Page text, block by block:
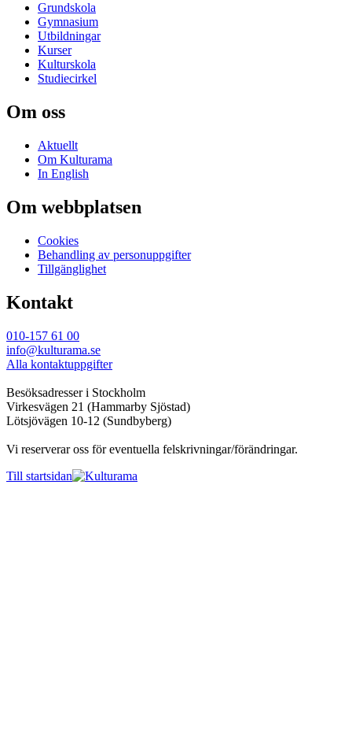
Grundskola
Gymnasium
Utbildningar
Kurser
Kulturskola
Studiecirkel
Om oss
Aktuellt
Om Kulturama
In English
Om webbplatsen
Cookies
Behandling av personuppgifter
Tillgänglighet
Kontakt
010-157 61 00
info@kulturama.se
Alla kontaktuppgifter
Besöksadresser i Stockholm
Virkesvägen 21 (Hammarby Sjöstad)
Lötsjövägen 10-12 (Sundbyberg)
Vi reserverar oss för eventuella felskrivningar/förändringar.
Till startsidan